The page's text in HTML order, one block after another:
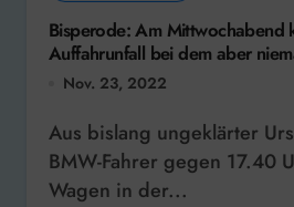
Bisperode: Am Mittwochabend
Auffahrunfall bei dem aber
Nov. 23, 2022
Aus bislang ungeklärter Ursache ist ein
BMW-Fahrer gegen 17.40
Wagen in der...